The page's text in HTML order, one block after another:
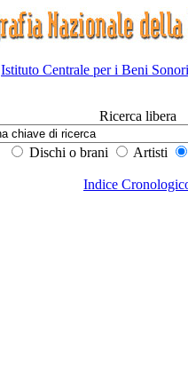
Istituto Centrale per i Beni
Ricerca libera
Dischi o brani Artisti
Indice